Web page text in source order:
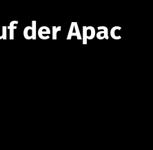
der Apac